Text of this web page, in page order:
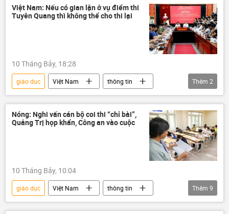
thi cử
điểm thi
Thủ tướng
Bộ Giáo dục và Đào Tạo
Tuyên Quang
Việt Nam: Nếu có gian lận ở vụ điểm thi
Tuyên Quang thì không thể cho thi lại
10 Tháng Bảy, 18:28
giáo dục Việt Nam
thông tin
điểm thi
Bộ Giáo dục và Đào Tạo
Thêm 2
Nóng: Nghi vấn cán bộ coi thi “chỉ bài”,
Quảng Trị họp khẩn, Công an vào cuộc
10 Tháng Bảy, 10:04
giáo dục Việt Nam
thông tin
cuộc thi
gian lận thi cử
Thêm 9